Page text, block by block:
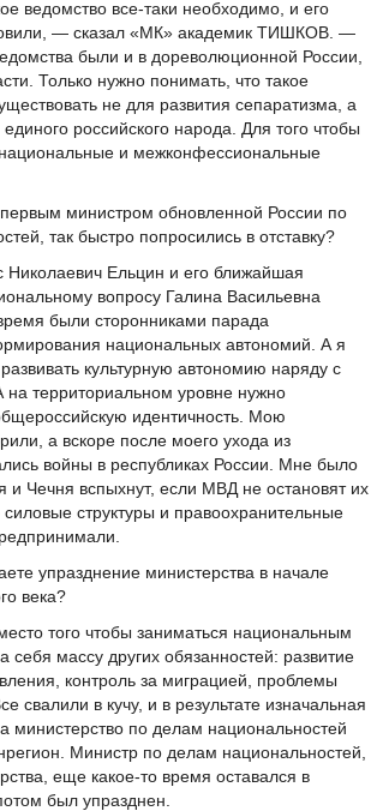
ведомство все-таки необходимо, и его
— сказал «МК» академик ТИШКОВ. —
были и в дореволюционной России,
Только нужно понимать, что такое
не для развития сепаратизма, а
российского народа. Для того чтобы
и межконфессиональные
министром обновленной России по
так быстро попросились в отставку?
Ельцин и его ближайшая
вопросу Галина Васильевна
были сторонниками парада
национальных автономий. А я
культурную автономию наряду с
на территориальном уровне нужно
идентичность. Мою
а вскоре после моего ухода из
войны в республиках России. Мне было
и Чечня вспыхнут, если МВД не остановят их
структуры и правоохранительные
упразднение министерства в начале
века?
того чтобы заниматься национальным
себя массу других обязанностей: развитие
контроль за миграцией, проблемы
свалили в кучу, и в результате изначальная
министерство по делам национальностей
Министр по делам национальностей,
еще какое-то время оставался в
был упразднен.